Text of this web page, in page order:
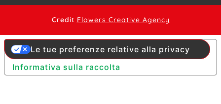
Credit Flowers Creative Agency
Informativa sulla raccolta
Le tue preferenze relative alla privacy